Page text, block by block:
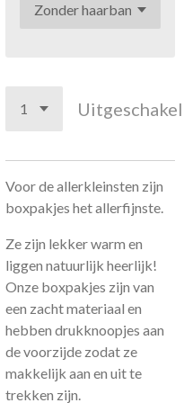
Voor de allerkleinsten zijn
boxpakjes het allerfijnste.
Ze zijn lekker warm en
liggen natuurlijk heerlijk!
Onze boxpakjes zijn van
een zacht materiaal en
hebben drukknoopjes aan
de voorzijde zodat ze
makkelijk aan en uit te
trekken zijn.